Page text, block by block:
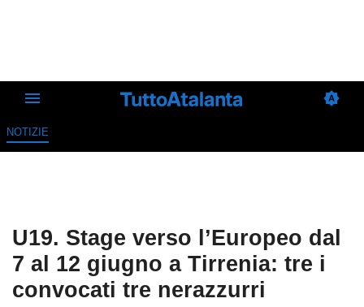
NOTIZIE
U19. Stage verso l’Europeo dal
7 al 12 giugno a Tirrenia: tre i
convocati tre nerazzurri